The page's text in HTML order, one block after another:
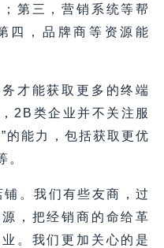
第三，营销系统等帮
四，品牌商等资源能
才能获取更多的终端
2B类企业并不关注服
的能力，包括获取更优
。
。我们有些友商，过
，把经销商的命给革
。我们更加关心的是